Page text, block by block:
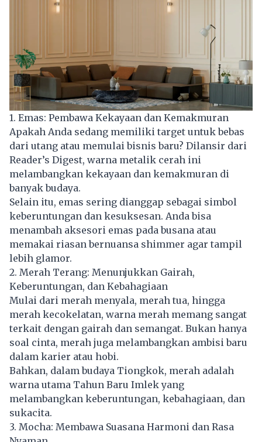
1. Emas: Pembawa Kekayaan dan Kemakmuran
Apakah Anda sedang memiliki target untuk bebas
dari utang atau memulai bisnis baru? Dilansir dari
Reader’s Digest, warna metalik cerah ini
melambangkan kekayaan dan kemakmuran di
banyak budaya.
Selain itu, emas sering dianggap sebagai simbol
keberuntungan dan kesuksesan. Anda bisa
menambah aksesori emas pada busana atau
memakai riasan bernuansa shimmer agar tampil
lebih glamor.
2. Merah Terang: Menunjukkan Gairah,
Keberuntungan, dan Kebahagiaan
Mulai dari merah menyala, merah tua, hingga
merah kecokelatan, warna merah memang sangat
terkait dengan gairah dan semangat. Bukan hanya
soal cinta, merah juga melambangkan ambisi baru
dalam karier atau hobi.
Bahkan, dalam budaya Tiongkok, merah adalah
warna utama Tahun Baru Imlek yang
melambangkan keberuntungan, kebahagiaan, dan
sukacita.
3. Mocha: Membawa Suasana Harmoni dan Rasa